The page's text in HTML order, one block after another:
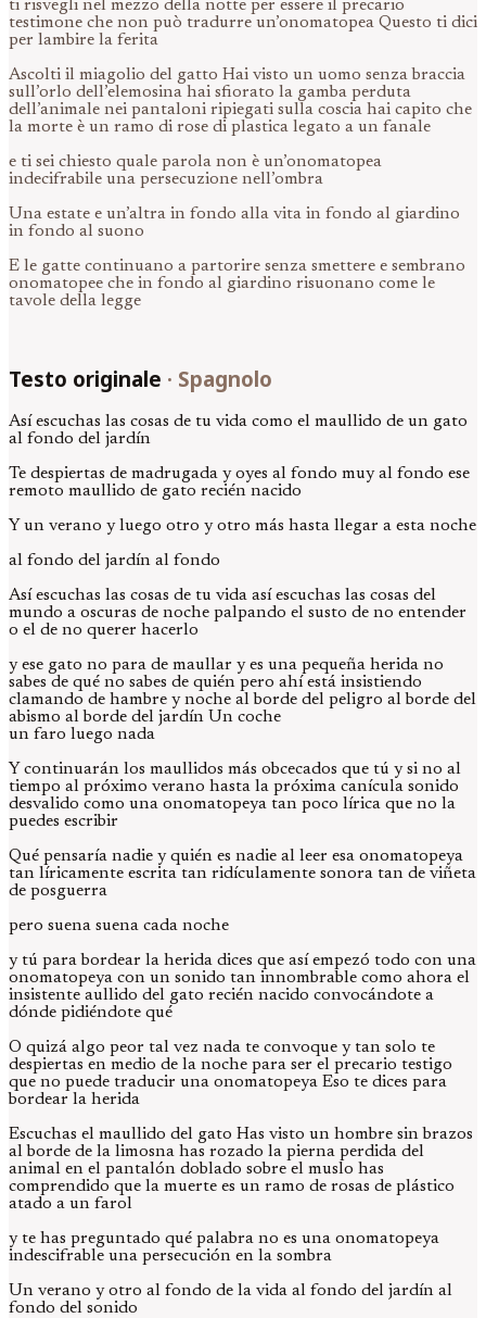
ti risvegli nel mezzo della notte per essere il precario
testimone che non può tradurre un’onomatopea Questo ti dici
per lambire la ferita
Ascolti il miagolio del gatto Hai visto un uomo senza braccia
sull’orlo dell’elemosina hai sfiorato la gamba perduta
dell’animale nei pantaloni ripiegati sulla coscia hai capito che
la morte è un ramo di rose di plastica legato a un fanale
e ti sei chiesto quale parola non è un’onomatopea
indecifrabile una persecuzione nell’ombra
Una estate e un’altra in fondo alla vita in fondo al giardino
in fondo al suono
E le gatte continuano a partorire senza smettere e sembrano
onomatopee che in fondo al giardino risuonano come le
tavole della legge
Testo originale · Spagnolo
Así escuchas las cosas de tu vida como el maullido de un gato
al fondo del jardín
Te despiertas de madrugada y oyes al fondo muy al fondo ese
remoto maullido de gato recién nacido
Y un verano y luego otro y otro más hasta llegar a esta noche
al fondo del jardín al fondo
Así escuchas las cosas de tu vida así escuchas las cosas del
mundo a oscuras de noche palpando el susto de no entender
o el de no querer hacerlo
y ese gato no para de maullar y es una pequeña herida no
sabes de qué no sabes de quién pero ahí está insistiendo
clamando de hambre y noche al borde del peligro al borde del
abismo al borde del jardín Un coche
un faro luego nada
Y continuarán los maullidos más obcecados que tú y si no al
tiempo al próximo verano hasta la próxima canícula sonido
desvalido como una onomatopeya tan poco lírica que no la
puedes escribir
Qué pensaría nadie y quién es nadie al leer esa onomatopeya
tan líricamente escrita tan ridículamente sonora tan de viñeta
de posguerra
pero suena suena cada noche
y tú para bordear la herida dices que así empezó todo con una
onomatopeya con un sonido tan innombrable como ahora el
insistente aullido del gato recién nacido convocándote a
dónde pidiéndote qué
O quizá algo peor tal vez nada te convoque y tan solo te
despiertas en medio de la noche para ser el precario testigo
que no puede traducir una onomatopeya Eso te dices para
bordear la herida
Escuchas el maullido del gato Has visto un hombre sin brazos
al borde de la limosna has rozado la pierna perdida del
animal en el pantalón doblado sobre el muslo has
comprendido que la muerte es un ramo de rosas de plástico
atado a un farol
y te has preguntado qué palabra no es una onomatopeya
indescifrable una persecución en la sombra
Un verano y otro al fondo de la vida al fondo del jardín al
fondo del sonido